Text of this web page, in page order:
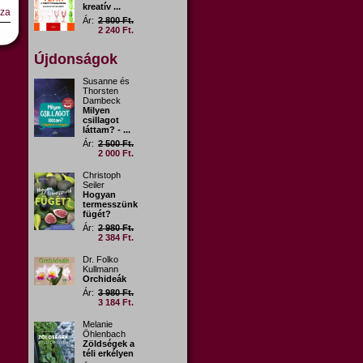
kreatív ...
Ár: 2 800 Ft.
2 240 Ft.
Újdonságok
Susanne és
Thorsten
Dambeck
Milyen
csillagot
láttam? - ...
Ár: 2 500 Ft.
2 000 Ft.
Christoph
Seiler
Hogyan
termesszünk
fügét?
Ár: 2 980 Ft.
2 384 Ft.
Dr. Folko
Kullmann
Orchideák
Ár: 3 980 Ft.
3 184 Ft.
Melanie
Öhlenbach
Zöldségek a
téli erkélyen